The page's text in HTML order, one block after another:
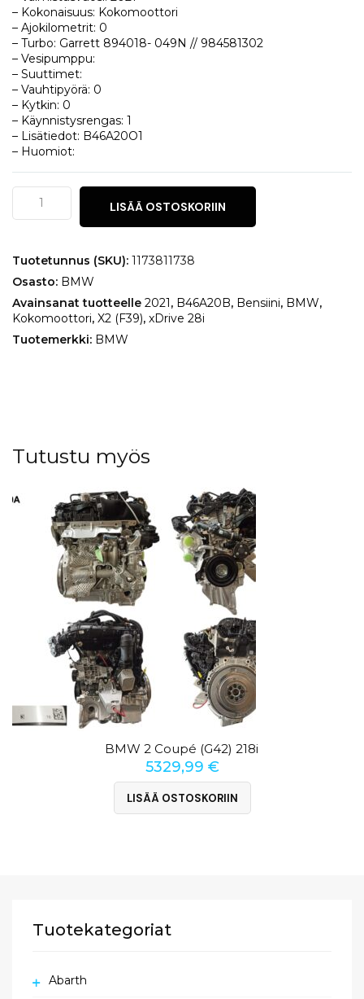
– Kokonaisuus: Kokomoottori
– Ajokilometrit: 0
– Turbo: Garrett 894018- 049N // 984581302
– Vesipumppu:
– Suuttimet:
– Vauhtipyörä: 0
– Kytkin: 0
– Käynnistysrengas: 1
– Lisätiedot: B46A20O1
– Huomiot:
BMW
(F39)
28i
LISÄÄ OSTOSKORIIN
Tuotetunnus (SKU): 1173811738
Osasto: BMW
Avainsanat tuotteelle 2021, B46A20B, Bensiini, BMW,
Kokomoottori, X2 (F39), xDrive 28i
Tuotemerkki: BMW
Tutustu myös
BMW 2 Coupé (G42) 218i
5329,99 €
LISÄÄ OSTOSKORIIN
Tuotekategoriat
Abarth